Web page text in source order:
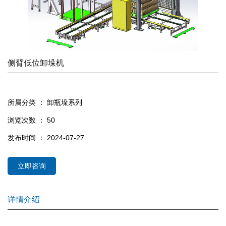
侧臂低位卸垛机
所属分类 ： 卸瓶垛系列
浏览次数 ： 50
发布时间 ： 2024-07-27
立即咨询
详情介绍